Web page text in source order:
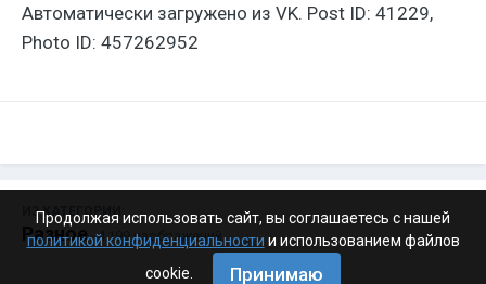
Автоматически загружено из VK. Post ID: 41229,
Photo ID: 457262952
ИЗ КАТЕГОРИИ:
Разное · 4 199 изображений
Продолжая использовать сайт, вы соглашаетесь с нашей
политикой конфиденциальности и использованием файлов
cookie.
Принимаю